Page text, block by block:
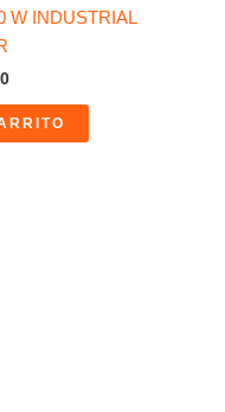
W INDUSTRIAL